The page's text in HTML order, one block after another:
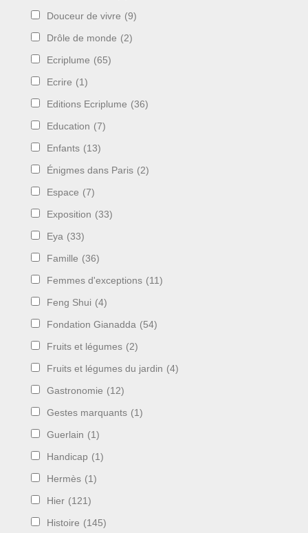
Douceur de vivre (9)
Drôle de monde (2)
Ecriplume (65)
Ecrire (1)
Editions Ecriplume (36)
Education (7)
Enfants (13)
Énigmes dans Paris (2)
Espace (7)
Exposition (33)
Eya (33)
Famille (36)
Femmes d'exceptions (11)
Feng Shui (4)
Fondation Gianadda (54)
Fruits et légumes (2)
Fruits et légumes du jardin (4)
Gastronomie (12)
Gestes marquants (1)
Guerlain (1)
Handicap (1)
Hermès (1)
Hier (121)
Histoire (145)